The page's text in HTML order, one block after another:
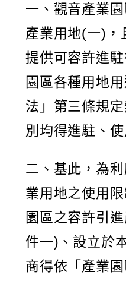
一、觀音產業
產業用地(一)，
提供可容許進
園區各種用地
法」第三條規
別均得進駐、
二、基此，為
業用地之使用
園區之容許引
件一)、設立於
商得依「產業